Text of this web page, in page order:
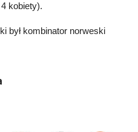
kobiety).
był kombinator norweski